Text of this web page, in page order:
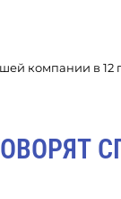
компании в 12